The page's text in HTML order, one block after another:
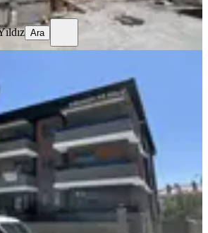
Ara
Dem'den Halitpaşa Mah. 1+1
Daire
Halitpaşa Mahallesi
65 m² 2. Kat·04.08.2026
₺